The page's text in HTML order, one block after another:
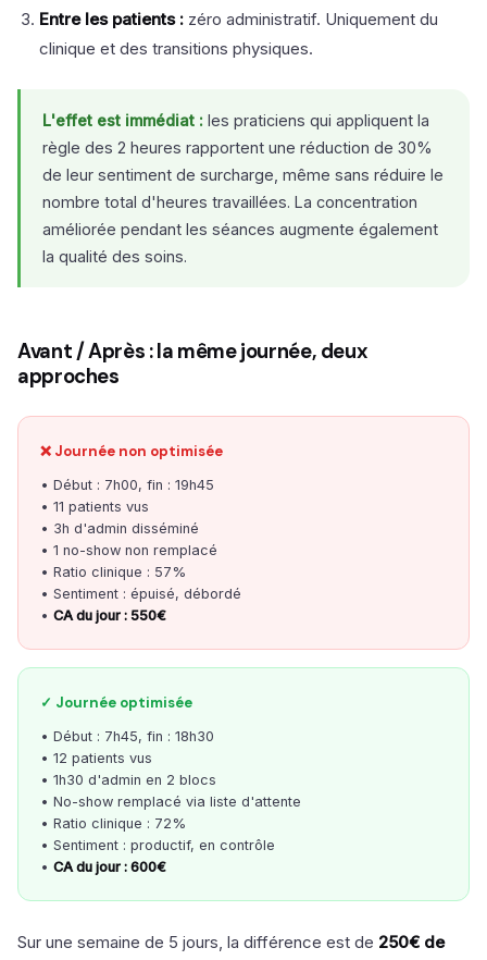
Entre les patients : zéro administratif. Uniquement du
clinique et des transitions physiques.
L'effet est immédiat : les praticiens qui appliquent la
règle des 2 heures rapportent une réduction de 30%
de leur sentiment de surcharge, même sans réduire le
nombre total d'heures travaillées. La concentration
améliorée pendant les séances augmente également
la qualité des soins.
Avant / Après : la même journée, deux
approches
❌ Journée non optimisée
• Début : 7h00, fin : 19h45
• 11 patients vus
• 3h d'admin disséminé
• 1 no-show non remplacé
• Ratio clinique : 57%
• Sentiment : épuisé, débordé
• CA du jour : 550€
✓ Journée optimisée
• Début : 7h45, fin : 18h30
• 12 patients vus
• 1h30 d'admin en 2 blocs
• No-show remplacé via liste d'attente
• Ratio clinique : 72%
• Sentiment : productif, en contrôle
• CA du jour : 600€
Sur une semaine de 5 jours, la différence est de 250€ de